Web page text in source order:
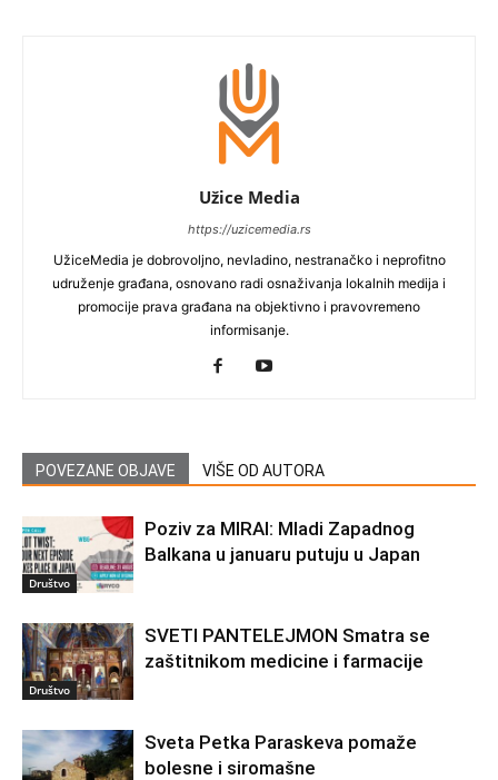
Užice Media
https://uzicemedia.rs
UžiceMedia je dobrovoljno, nevladino, nestranačko i neprofitno
udruženje građana, osnovano radi osnaživanja lokalnih medija i
promocije prava građana na objektivno i pravovremeno
informisanje.
POVEZANE OBJAVE VIŠE OD AUTORA
Društvo
Poziv za MIRAI: Mladi Zapadnog
Balkana u januaru putuju u Japan
Društvo
SVETI PANTELEJMON Smatra se
zaštitnikom medicine i farmacije
Sveta Petka Paraskeva pomaže
bolesne i siromašne